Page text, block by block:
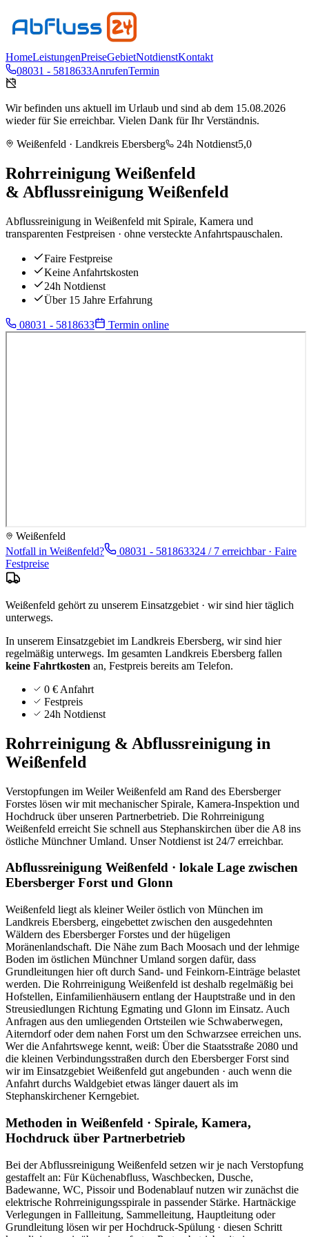
HomeLeistungenPreiseGebietNotdienstKontakt
08031 - 5818633AnrufenTermin
Wir befinden uns aktuell im Urlaub und sind ab dem 15.08.2026
wieder für Sie erreichbar. Vielen Dank für Ihr Verständnis.
Weißenfeld · Landkreis Ebersberg 24h Notdienst5,0
Rohrreinigung Weißenfeld
& Abflussreinigung Weißenfeld
Abflussreinigung in Weißenfeld mit Spirale, Kamera und
transparenten Festpreisen · ohne versteckte Anfahrtspauschalen.
Faire Festpreise
Keine Anfahrtskosten
24h Notdienst
Über 15 Jahre Erfahrung
08031 - 5818633 Termin online
Weißenfeld
Notfall in Weißenfeld? 08031 - 581863324 / 7 erreichbar · Faire
Festpreise
Weißenfeld gehört zu unserem Einsatzgebiet · wir sind hier täglich
unterwegs.
In unserem Einsatzgebiet im Landkreis Ebersberg, wir sind hier
regelmäßig unterwegs. Im gesamten Landkreis Ebersberg fallen
keine Fahrtkosten an, Festpreis bereits am Telefon.
0 € Anfahrt
Festpreis
24h Notdienst
Rohrreinigung & Abflussreinigung in
Weißenfeld
Verstopfungen im Weiler Weißenfeld am Rand des Ebersberger
Forstes lösen wir mit mechanischer Spirale, Kamera-Inspektion und
Hochdruck über unseren Partnerbetrieb. Die Rohrreinigung
Weißenfeld erreicht Sie schnell aus Stephanskirchen über die A8 ins
östliche Münchner Umland. Unser Notdienst ist 24/7 erreichbar.
Abflussreinigung Weißenfeld · lokale Lage zwischen
Ebersberger Forst und Glonn
Weißenfeld liegt als kleiner Weiler östlich von München im
Landkreis Ebersberg, eingebettet zwischen den ausgedehnten
Wäldern des Ebersberger Forstes und der hügeligen
Moränenlandschaft. Die Nähe zum Bach Moosach und der lehmige
Boden im östlichen Münchner Umland sorgen dafür, dass
Grundleitungen hier oft durch Sand- und Feinkorn-Einträge belastet
werden. Die Rohrreinigung Weißenfeld ist deshalb regelmäßig bei
Hofstellen, Einfamilienhäusern entlang der Hauptstraße und in den
Streusiedlungen Richtung Egmating und Glonn im Einsatz. Auch
Anfragen aus den umliegenden Ortsteilen wie Schwaberwegen,
Aiterndorf oder dem nahen Forst um den Schwarzsee erreichen uns.
Wer die Anfahrtswege kennt, weiß: Über die Staatsstraße 2080 und
die kleinen Verbindungsstraßen durch den Ebersberger Forst sind
wir im Einsatzgebiet Weißenfeld gut angebunden · auch wenn die
Anfahrt durchs Waldgebiet etwas länger dauert als im
Stephanskirchener Kerngebiet.
Methoden in Weißenfeld · Spirale, Kamera,
Hochdruck über Partnerbetrieb
Bei der Abflussreinigung Weißenfeld setzen wir je nach Verstopfung
gestaffelt an: Für Küchenabfluss, Waschbecken, Dusche,
Badewanne, WC, Pissoir und Bodenablauf nutzen wir zunächst die
elektrische Rohrreinigungsspirale in passender Stärke. Hartnäckige
Verlegungen in Fallleitung, Sammelleitung, Hauptleitung oder
Grundleitung lösen wir per Hochdruck-Spülung · diesen Schritt